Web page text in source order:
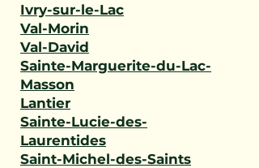
Ivry-sur-le-Lac
Val-Morin
Val-David
Sainte-Marguerite-du-Lac-
Masson
Lantier
Sainte-Lucie-des-
Laurentides
Saint-Michel-des-Saints